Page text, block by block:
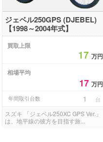
ジェベル250GPS (DJEBEL)
【1998～2004年式】
買取上限
17万円
相場平均
17万円
年間取引台数 1 台
スズキ 「ジェベル250XC GPS Ver.」
は、地平線の彼方を目指す旅...